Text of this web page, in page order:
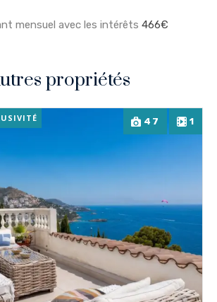
mensuel avec les intérêts 466€
propriétés
47 1